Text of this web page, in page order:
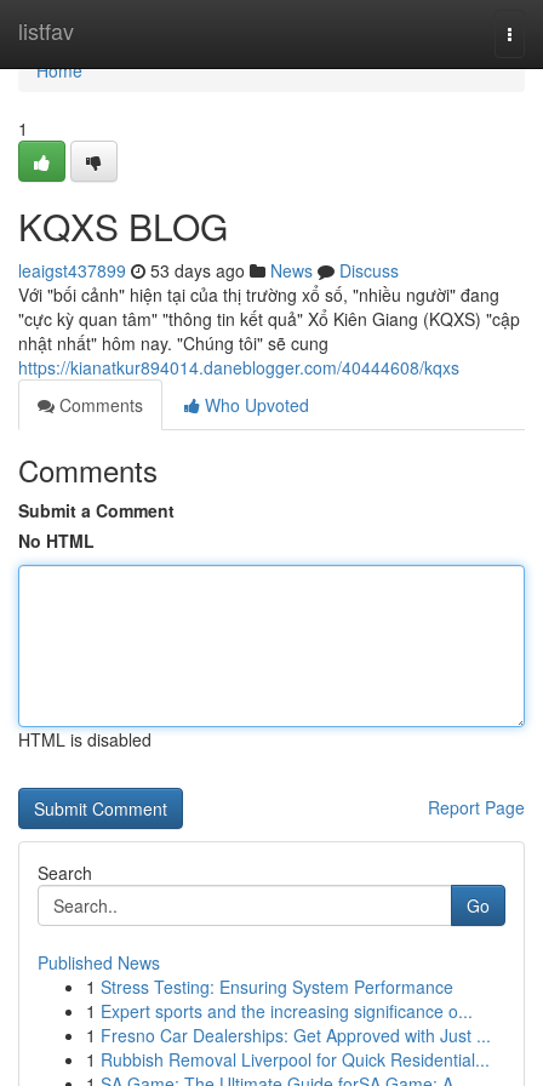
listfav
Home
Home
1
KQXS BLOG
leaigst437899 53 days ago News
Discuss
Với "bối cảnh" hiện tại của thị trường xổ số, "nhiều người" đang
"cực kỳ quan tâm" "thông tin kết quả" Xổ Kiên Giang (KQXS) "cập
nhật nhất" hôm nay. "Chúng tôi" sẽ cung
https://kianatkur894014.daneblogger.com/40444608/kqxs
Comments
Who Upvoted
Comments
Submit a Comment
No HTML
HTML is disabled
Report Page
Search
Go
Published News
1 Stress Testing: Ensuring System Performance
1 Expert sports and the increasing significance o...
1 Fresno Car Dealerships: Get Approved with Just ...
1 Rubbish Removal Liverpool for Quick Residential...